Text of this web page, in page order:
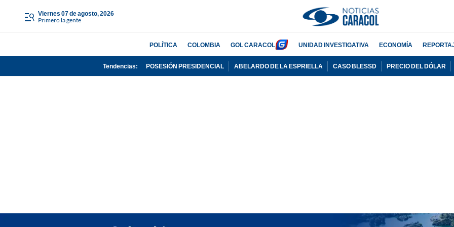
viernes 07 de agosto, 2026
Primero la gente
POLÍTICA COLOMBIA GOL CARACOL UNIDAD INVESTIGATIVA ECONOMÍA
Tendencias: POSESIÓN PRESIDENCIAL ABELARDO DE LA ESPRIELLA CASO BLESSD PRECIO DEL DÓLAR